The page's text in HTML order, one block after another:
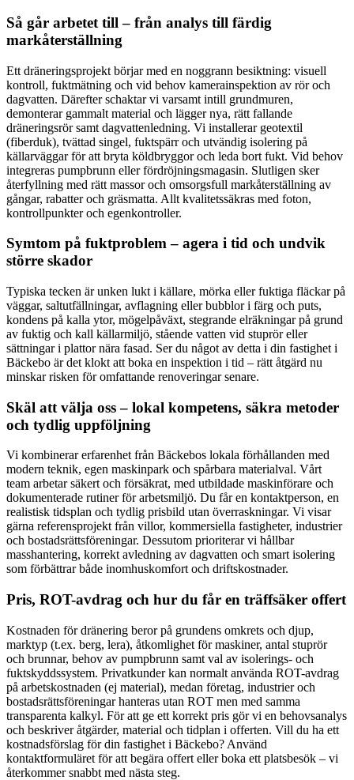
Så går arbetet till – från analys till färdig
markåterställning
Ett dräneringsprojekt börjar med en noggrann besiktning: visuell
kontroll, fuktmätning och vid behov kamerainspektion av rör och
dagvatten. Därefter schaktar vi varsamt intill grundmuren,
demonterar gammalt material och lägger nya, rätt fallande
dräneringsrör samt dagvattenledning. Vi installerar geotextil
(fiberduk), tvättad singel, fuktspärr och utvändig isolering på
källarväggar för att bryta köldbryggor och leda bort fukt. Vid behov
integreras pumpbrunn eller fördröjningsmagasin. Slutligen sker
återfyllning med rätt massor och omsorgsfull markåterställning av
gångar, rabatter och gräsmatta. Allt kvalitetssäkras med foton,
kontrollpunkter och egenkontroller.
Symtom på fuktproblem – agera i tid och undvik
större skador
Typiska tecken är unken lukt i källare, mörka eller fuktiga fläckar på
väggar, saltutfällningar, avflagning eller bubblor i färg och puts,
kondens på kalla ytor, mögelpåväxt, stegrande elräkningar på grund
av fuktig och kall källarmiljö, stående vatten vid stuprör eller
sättningar i plattor nära fasad. Ser du något av detta i din fastighet i
Bäckebo är det klokt att boka en inspektion i tid – rätt åtgärd nu
minskar risken för omfattande renoveringar senare.
Skäl att välja oss – lokal kompetens, säkra metoder
och tydlig uppföljning
Vi kombinerar erfarenhet från Bäckebos lokala förhållanden med
modern teknik, egen maskinpark och spårbara materialval. Vårt
team arbetar säkert och försäkrat, med utbildade maskinförare och
dokumenterade rutiner för arbetsmiljö. Du får en kontaktperson, en
realistisk tidsplan och tydlig prisbild utan överraskningar. Vi visar
gärna referensprojekt från villor, kommersiella fastigheter, industrier
och bostadsrättsföreningar. Dessutom prioriterar vi hållbar
masshantering, korrekt avledning av dagvatten och smart isolering
som förbättrar både inomhuskomfort och driftskostnader.
Pris, ROT-avdrag och hur du får en träffsäker offert
Kostnaden för dränering beror på grundens omkrets och djup,
marktyp (t.ex. berg, lera), åtkomlighet för maskiner, antal stuprör
och brunnar, behov av pumpbrunn samt val av isolerings- och
fuktskyddssystem. Privatkunder kan normalt använda ROT-avdrag
på arbetskostnaden (ej material), medan företag, industrier och
bostadsrättsföreningar hanteras utan ROT men med samma
transparenta kalkyl. För att ge ett korrekt pris gör vi en behovsanalys
och beskriver åtgärder, material och tidplan i offerten. Vill du ha ett
kostnadsförslag för din fastighet i Bäckebo? Använd
kontaktformuläret för att begära offert eller boka ett platsbesök – vi
återkommer snabbt med nästa steg.